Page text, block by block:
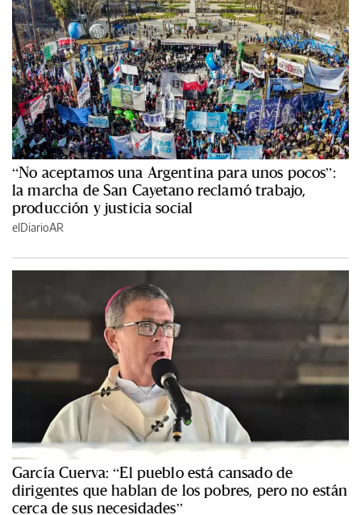
“No aceptamos una Argentina para unos pocos”:
la marcha de San Cayetano reclamó trabajo,
producción y justicia social
elDiarioAR
García Cuerva: “El pueblo está cansado de
dirigentes que hablan de los pobres, pero no están
cerca de sus necesidades”